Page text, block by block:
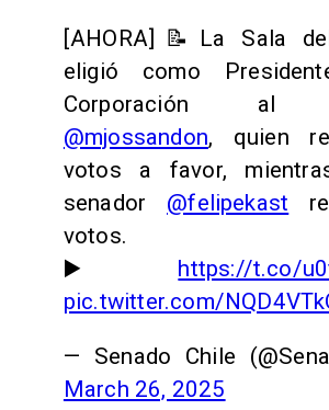
[AHORA]📝La Sala
eligió como
Corporación al
@mjossandon, quien
votos a favor,
senador @felipekast
votos.
▶️ https://t.co/
pic.twitter.com/
— Senado Chile
March 26, 2025